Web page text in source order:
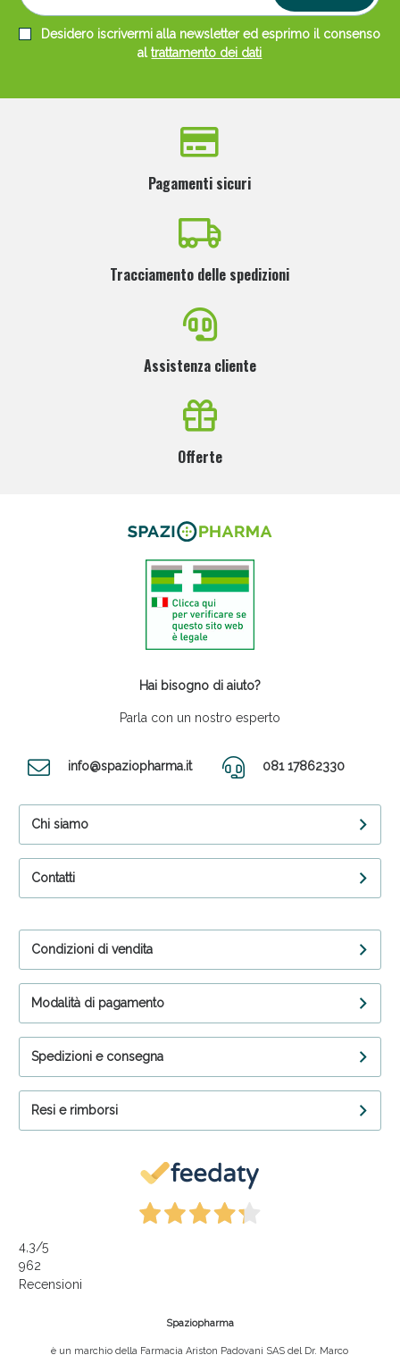
Desidero iscrivermi alla newsletter ed esprimo il consenso
altrattamento dei dati
Pagamenti sicuri
Tracciamento delle spedizioni
Assistenza cliente
Offerte
Hai bisogno di aiuto?
Parla con un nostro esperto
info@spaziopharma.it 081 17862330
Chi siamo
Contatti
Condizioni di vendita
Modalità di pagamento
Spedizioni e consegna
Resi e rimborsi
4,3/5
962
Recensioni
Spaziopharma
è un marchio della Farmacia Ariston Padovani SAS del Dr. Marco